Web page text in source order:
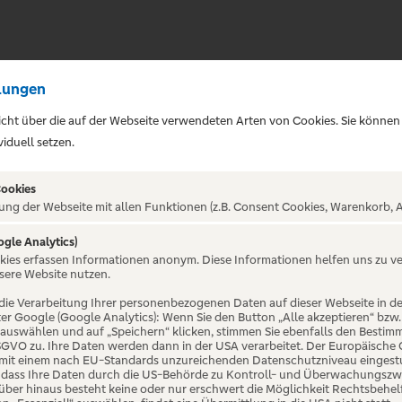
NICHT
über die auf der Webseite verwendeten Arten von Cookies. Sie
setzen.
der Webseite mit allen Funktionen (z.B. Consent Cookies, Warenkorb,
Analytics)
erfassen Informationen anonym. Diese Informationen helfen uns zu
Website nutzen.
Verarbeitung Ihrer personenbezogenen Daten auf dieser Webseite in
Google (Google Analytics): Wenn Sie den Button „Alle akzeptieren“
und auf „Speichern“ klicken, stimmen Sie ebenfalls den
zu. Ihre Daten werden dann in der USA verarbeitet. Der
einem nach EU-Standards unzureichenden Datenschutzniveau
Ihre Daten durch die US-Behörde zu Kontroll- und
hinaus besteht keine oder nur erschwert die Möglichkeit